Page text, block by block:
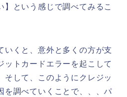
という感じで調べてみるこ
いくと、意外と多くの方が支
ットカードエラーを起こして
そして、このようにクレジッ
を調べていくことで、、、パ